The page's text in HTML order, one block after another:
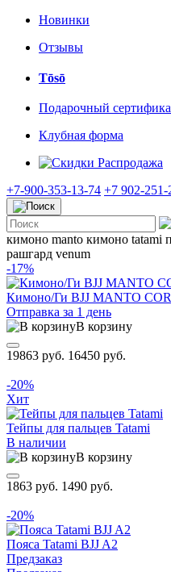
Новинки
Отзывы
Tōsō
Подарочный
Клубная форма
Распродажа
+7-900-353-13-74 +7 902-251-
кимоно manto кимоно tatami
рашгард venum
-17%
Кимоно/Ги BJJ MANTO
Отправка за 1 день
В корзину
19863 руб. 16450 руб.
-20%
Хит
Тейпы для пальцев Tatami
В наличии
В корзину
1863 руб. 1490 руб.
-20%
Пояса Tatami BJJ A2
Предзаказ